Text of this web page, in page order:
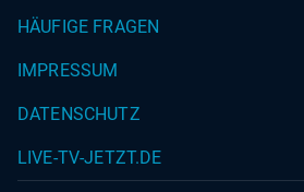
HÄUFIGE FRAGEN
IMPRESSUM
DATENSCHUTZ
LIVE-TV-JETZT.DE